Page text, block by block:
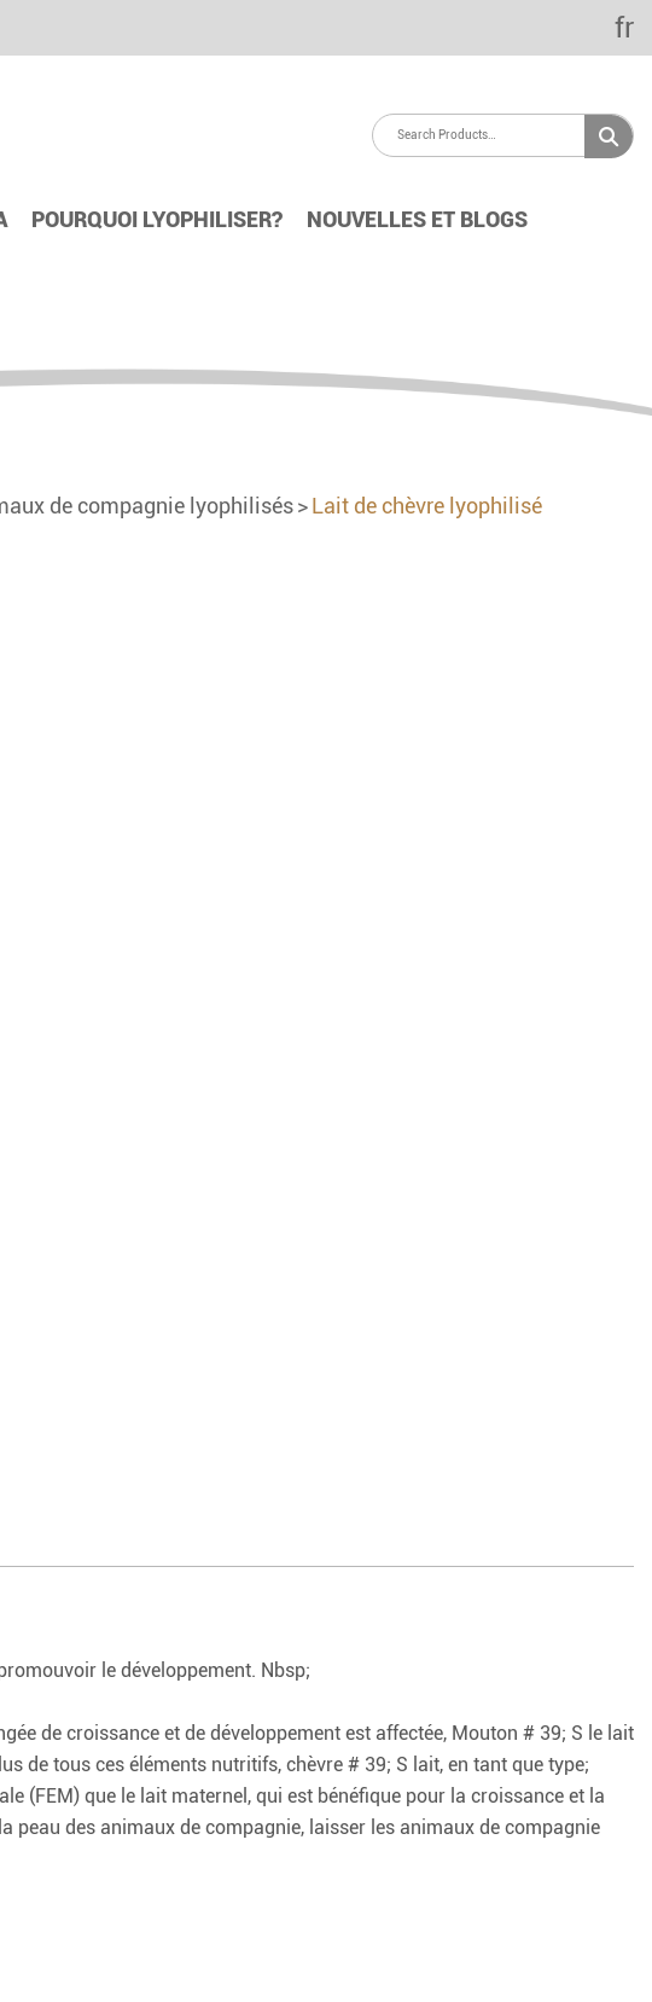
fr
POURQUOI LYOPHILISER? NOUVELLES ET BLOGS
de compagnie lyophilisés Lait de chèvre lyophilisé
le développement. Nbsp;
de croissance et de développement est affectée, Mouton # 39; S le lait
de tous ces éléments nutritifs, chèvre # 39; S lait, en tant que type;
(FEM) que le lait maternel, qui est bénéfique pour la croissance et la
peau des animaux de compagnie, laisser les animaux de compagnie